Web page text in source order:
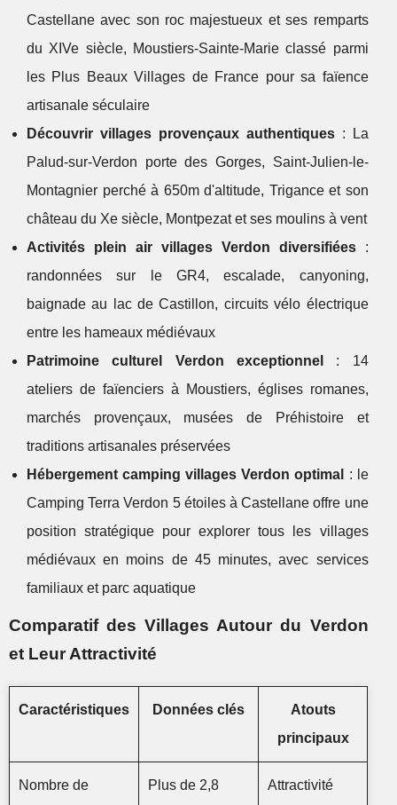
Castellane avec son roc majestueux et ses remparts
du XIVe siècle, Moustiers-Sainte-Marie classé parmi
les Plus Beaux Villages de France pour sa faïence
artisanale séculaire
Découvrir villages provençaux authentiques: La
Palud-sur-Verdon porte des Gorges, Saint-Julien-le-
Montagnier perché à 650m d'altitude, Trigance et son
château du Xe siècle, Montpezat et ses moulins à vent
Activités plein air villages Verdon diversifiées:
randonnées sur le GR4, escalade, canyoning,
baignade au lac de Castillon, circuits vélo électrique
entre les hameaux médiévaux
Patrimoine culturel Verdon exceptionnel
: 14
ateliers de faïenciers à Moustiers, églises romanes,
marchés provençaux, musées de Préhistoire et
traditions artisanales préservées
Hébergement camping villages Verdon optimal
: le
Camping Terra Verdon 5 étoiles à Castellane offre une
position stratégique pour explorer tous les villages
médiévaux en moins de 45 minutes, avec services
familiaux et parc aquatique
Comparatif des Villages Autour du Verdon
et Leur Attractivité
Caractéristiques Données clés
Atouts
principaux
Nombre de
Plus de 2,8
Attractivité